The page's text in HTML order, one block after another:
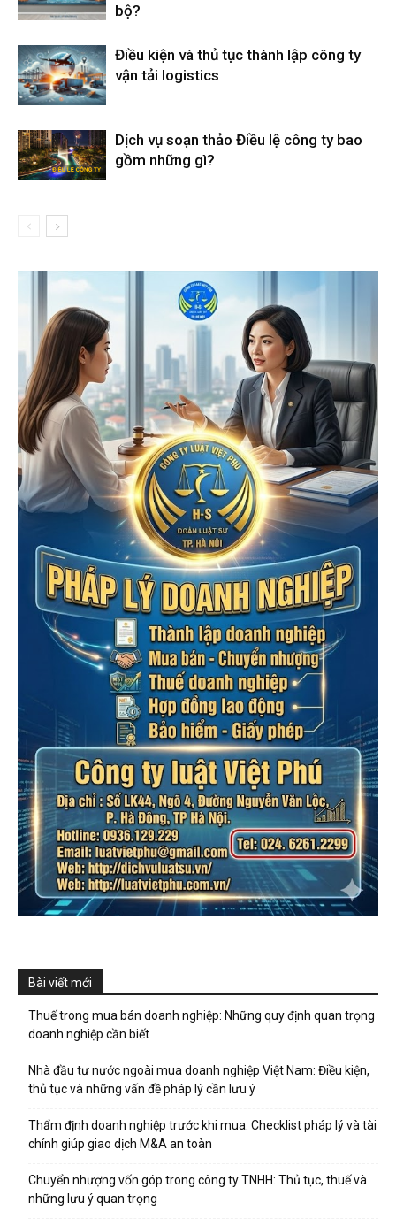
bộ?
Điều kiện và thủ tục thành lập công ty
vận tải logistics
Dịch vụ soạn thảo Điều lệ công ty bao
gồm những gì?
Bài viết mới
Thuế trong mua bán doanh nghiệp: Những quy định quan trọng
doanh nghiệp cần biết
Nhà đầu tư nước ngoài mua doanh nghiệp Việt Nam: Điều kiện,
thủ tục và những vấn đề pháp lý cần lưu ý
Thẩm định doanh nghiệp trước khi mua: Checklist pháp lý và tài
chính giúp giao dịch M&A an toàn
Chuyển nhượng vốn góp trong công ty TNHH: Thủ tục, thuế và
những lưu ý quan trọng